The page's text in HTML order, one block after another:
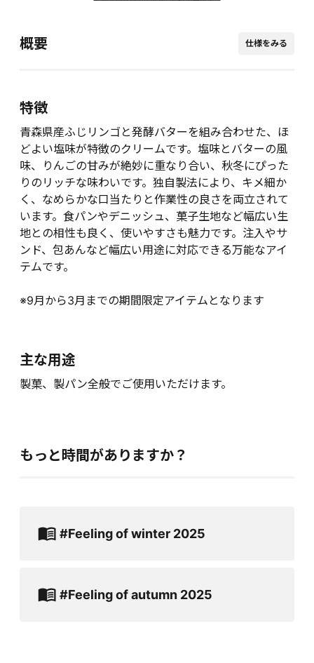
概要 仕様をみる
特徴
青森県産ふじリンゴと発酵バターを組み合わせた、ほ
どよい塩味が特徴のクリームです。塩味とバターの風
味、りんごの甘みが絶妙に重なり合い、秋冬にぴった
りのリッチな味わいです。独自製法により、キメ細か
く、なめらかな口当たりと作業性の良さを両立されて
います。食パンやデニッシュ、菓子生地など幅広い生
地との相性も良く、使いやすさも魅力です。注入やサ
ンド、包あんなど幅広い用途に対応できる万能なアイ
テムです。
※9月から3月までの期間限定アイテムとなります
主な用途
製菓、製パン全般でご使用いただけます。
もっと時間がありますか？
#Feeling of winter 2025
#Feeling of autumn 2025